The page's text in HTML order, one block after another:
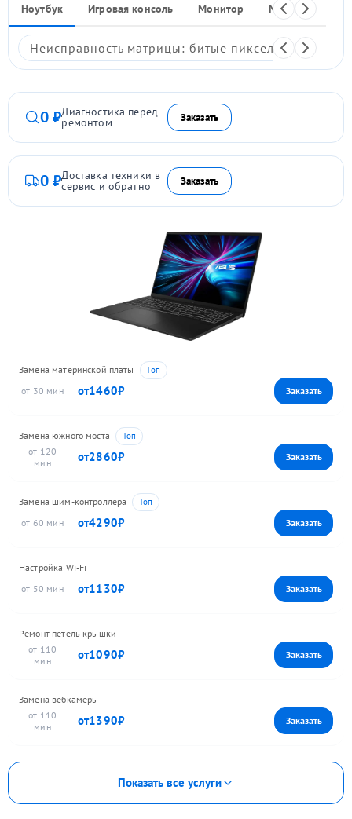
Ноутбук Игровая консоль Монитор Моноблок
Неисправность матрицы: битые пиксели,
0 ₽Диагностика перед
ремонтом Заказать
0 ₽Доставка техники в
сервис и обратно Заказать
Замена материнской платы
30
1460
Замена южного моста
120
2860
Замена шим-контроллера
60
4290
Настройка Wi-Fi
50
1130
Ремонт петель крышки
110
1090
Замена вебкамеры
110
1390
Показать все услуги